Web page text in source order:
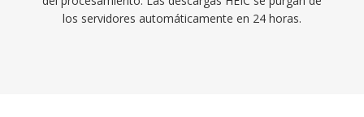
los servidores automáticamente en 24 horas.